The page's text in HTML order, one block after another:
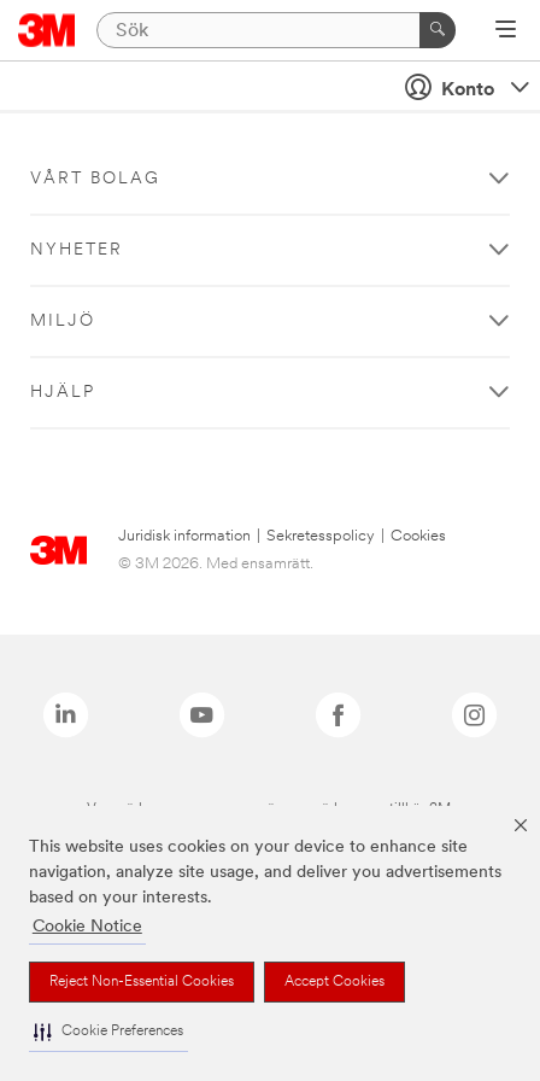
This website uses cookies on your device to enhance site
navigation, analyze site usage, and deliver you advertisements
based on your interests.
Cookie Notice
Reject Non-Essential Cookies Accept Cookies
Cookie Preferences
Konto
VÅRT BOLAG
NYHETER
MILJÖ
HJÄLP
Juridisk information Sekretesspolicy
Cookies
© 3M 2026. Med ensamrätt.
Varumärken som anges ovan är varumärken som tillhör 3M.